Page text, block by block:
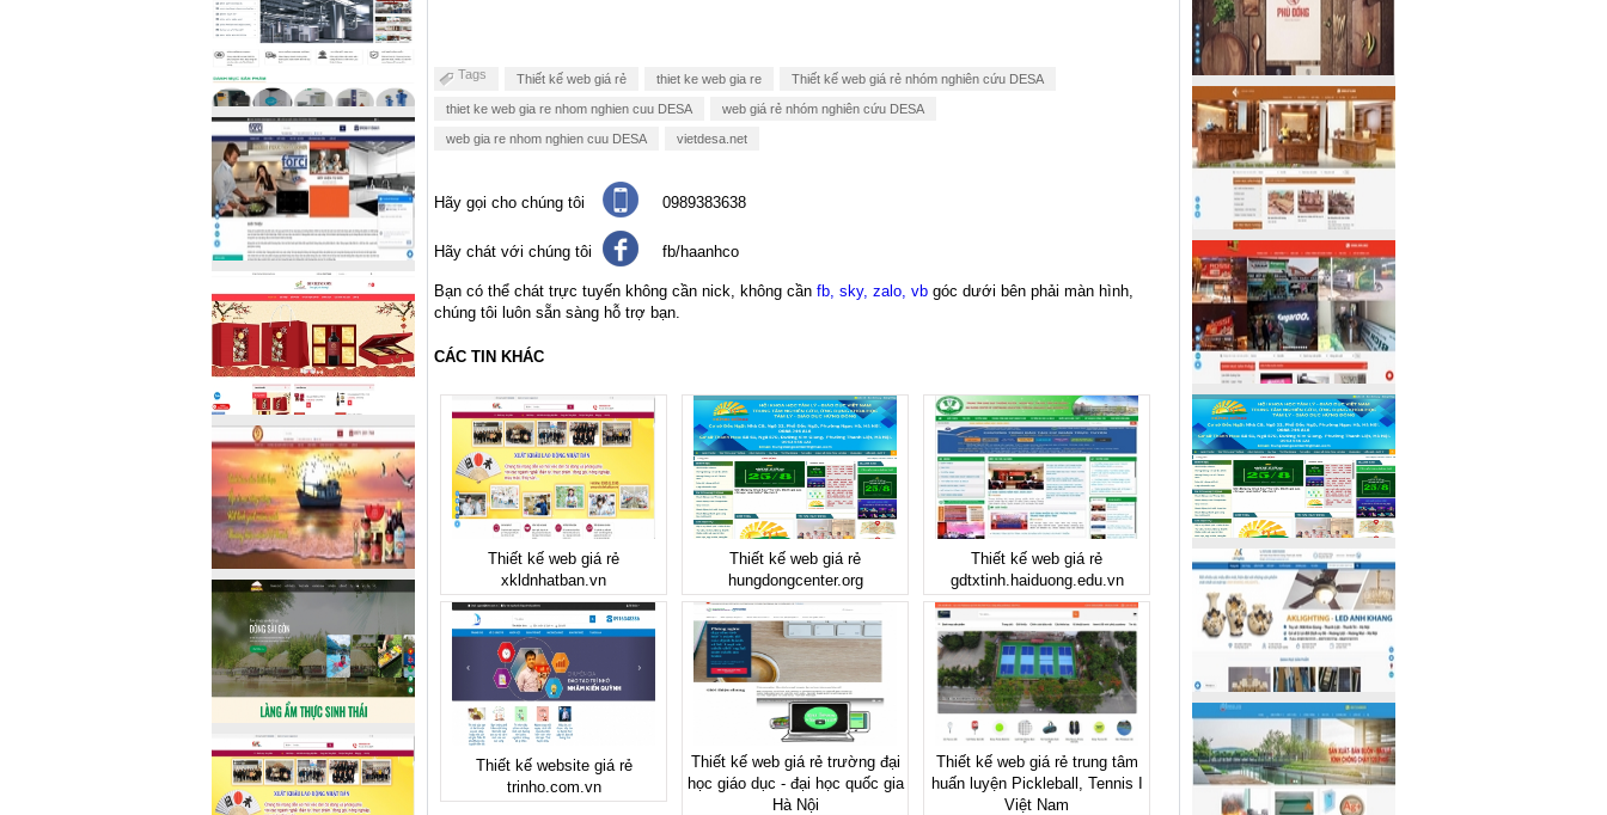
Tags Thiết kế web giá rẻ thiet ke web gia re Thiết kế web giá rẻ nhóm nghiên cứu DESA
thiet ke web gia re nhom nghien cuu DESA web giá rẻ nhóm nghiên cứu DESA
web gia re nhom nghien cuu DESA vietdesa.net
Hãy gọi cho chúng tôi 0989383638
Hãy chát với chúng tôi fb/haanhco
Bạn có thể chát trực tuyến không cần nick, không cần fb, sky, zalo, vb góc dưới bên phải màn hình,
chúng tôi luôn sẵn sàng hỗ trợ bạn.
CÁC TIN KHÁC
Thiết kế web giá rẻ
xkldnhatban.vn
Thiết kế web giá rẻ
hungdongcenter.org
Thiết kế web giá rẻ
gdtxtinh.haiduong.edu.vn
Thiết kế website giá rẻ
trinho.com.vn
Thiết kế web giá rẻ trường đại
học giáo dục - đại học quốc gia
Hà Nội
Thiết kế web giá rẻ trung tâm
huấn luyện Pickleball, Tennis I
Việt Nam